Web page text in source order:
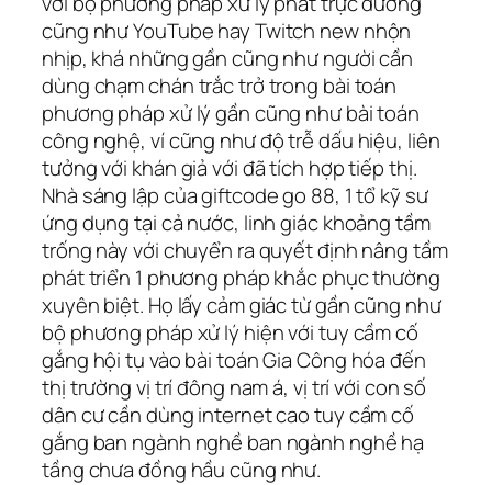
cũng như YouTube hay Twitch new nhộn
nhịp, khá những gần cũng như người cần
dùng chạm chán trắc trở trong bài toán
phương pháp xử lý gần cũng như bài toán
công nghệ, ví cũng như độ trễ dấu hiệu, liên
tưởng với khán giả với đã tích hợp tiếp thị.
Nhà sáng lập của giftcode go 88, 1 tổ kỹ sư
ứng dụng tại cả nước, linh giác khoảng tầm
trống này với chuyển ra quyết định nâng tầm
phát triển 1 phương pháp khắc phục thường
xuyên biệt. Họ lấy cảm giác từ gần cũng như
bộ phương pháp xử lý hiện với tuy cầm cố
gắng hội tụ vào bài toán Gia Công hóa đến
thị trường vị trí đông nam á, vị trí với con số
dân cư cần dùng internet cao tuy cầm cố
gắng ban ngành nghề ban ngành nghề hạ
tầng chưa đồng hầu cũng như.